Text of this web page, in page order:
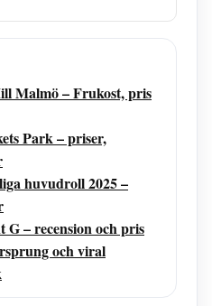
Malmö – Frukost, pris
Park – priser,
huvudroll 2025 –
G – recension och pris
och viral